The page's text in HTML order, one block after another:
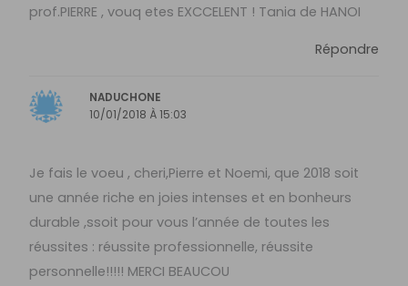
prof.PIERRE , vouq etes EXCCELENT ! Tania de HANOI
Répondre
NADUCHONE
10/01/2018 À 15:03
Je fais le voeu , cheri,Pierre et Noemi, que 2018 soit
une année riche en joies intenses et en bonheurs
durable ,ssoit pour vous l’année de toutes les
réussites : réussite professionnelle, réussite
personnelle!!!!! MERCI BEAUCOU